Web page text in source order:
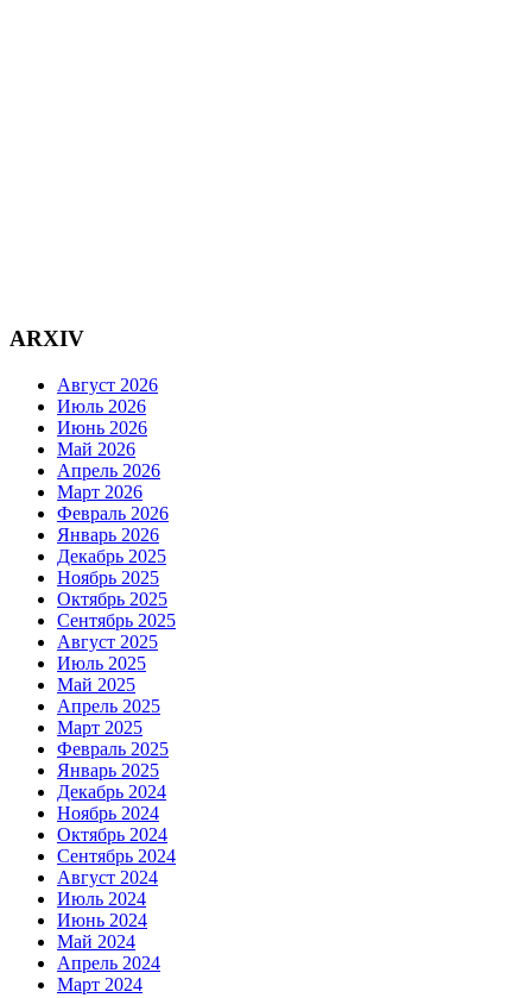
ARXIV
Август 2026
Июль 2026
Июнь 2026
Май 2026
Апрель 2026
Март 2026
Февраль 2026
Январь 2026
Декабрь 2025
Ноябрь 2025
Октябрь 2025
Сентябрь 2025
Август 2025
Июль 2025
Май 2025
Апрель 2025
Март 2025
Февраль 2025
Январь 2025
Декабрь 2024
Ноябрь 2024
Октябрь 2024
Сентябрь 2024
Август 2024
Июль 2024
Июнь 2024
Май 2024
Апрель 2024
Март 2024